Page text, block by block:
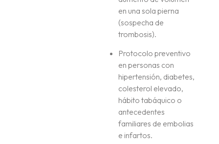
en una sola pierna
(sospecha de
trombosis).
Protocolo preventivo
en personas con
hipertensión, diabetes,
colesterol elevado,
hábito tabáquico o
antecedentes
familiares de embolias
e infartos.